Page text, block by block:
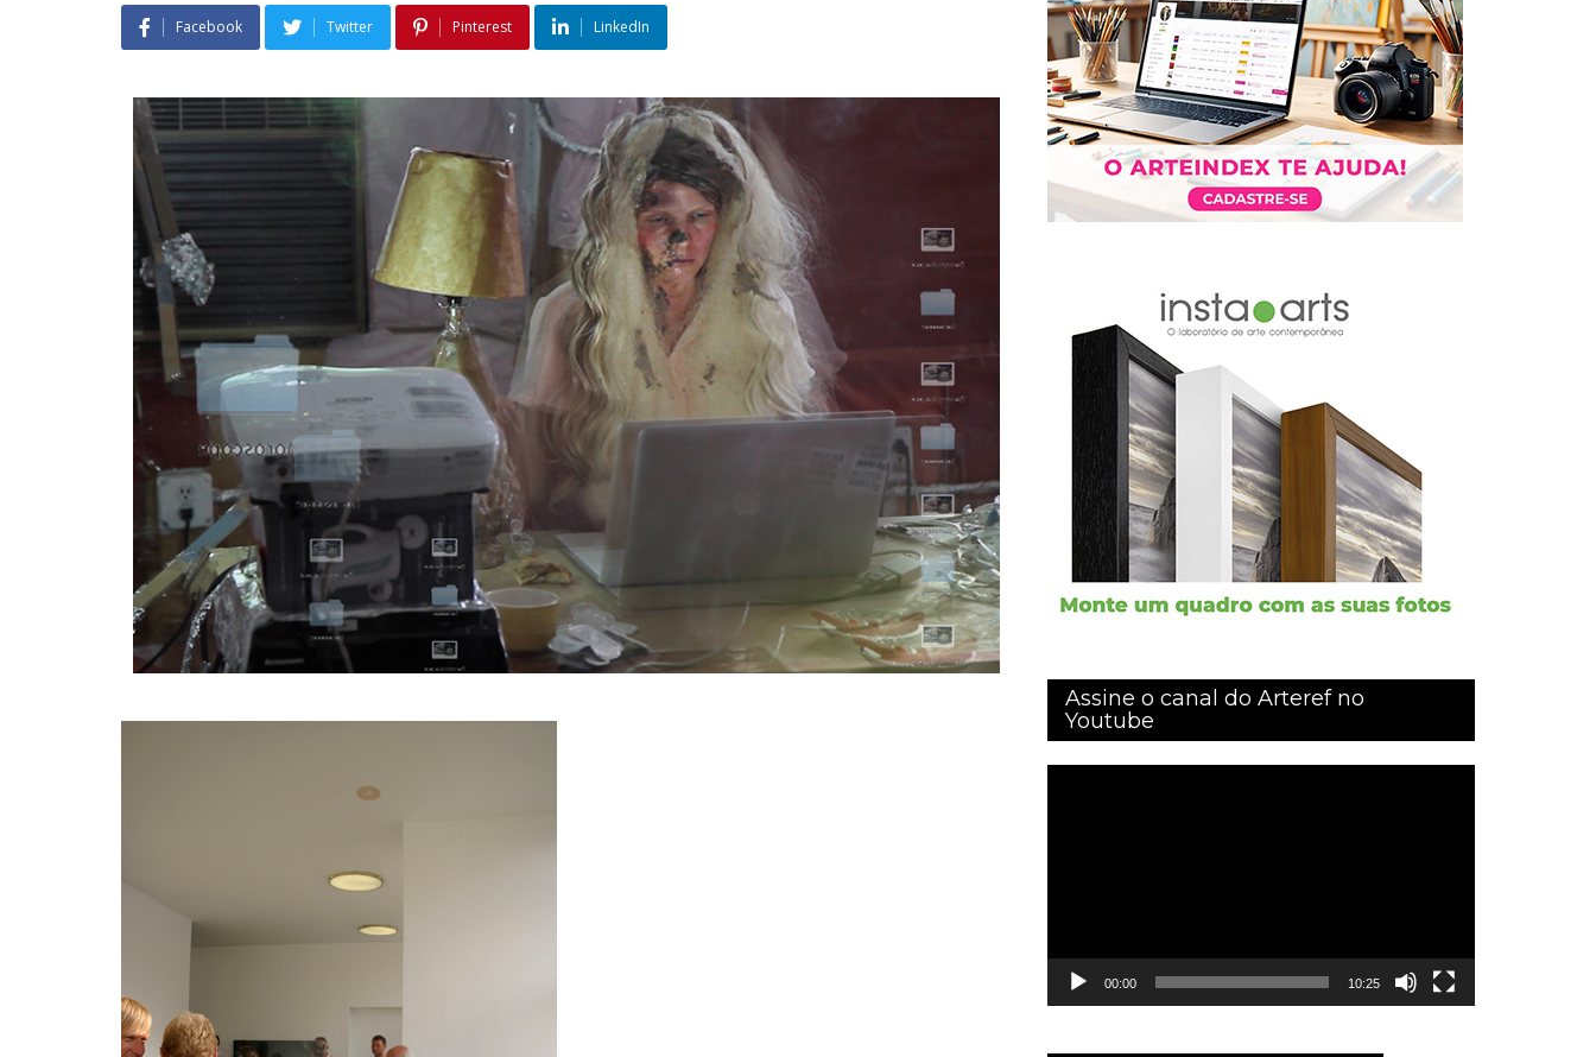
Facebook Twitter Pinterest LinkedIn
Assine o canal do Arteref no
Youtube
00:00 10:25